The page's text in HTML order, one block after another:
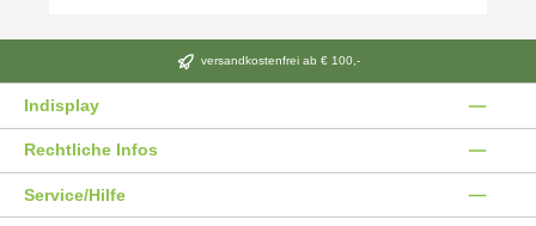
versandkostenfrei ab € 100,-
Indisplay
Rechtliche Infos
Service/Hilfe